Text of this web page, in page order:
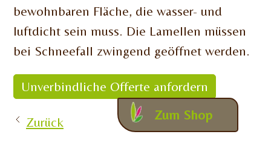
Zum Shop
bewohnbaren Fläche, die wasser- und
luftdicht sein muss. Die Lamellen müssen
bei Schneefall zwingend geöffnet werden.
Unverbindliche Offerte anfordern
Zurück